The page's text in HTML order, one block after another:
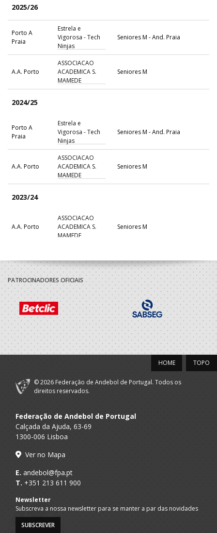
2025/26
Porto A
Praia
Estrela e
Vigorosa - Tech
Ninjas
Seniores M - And. Praia
A.A. Porto
ASSOCIACAO
ACADEMICA S.
MAMEDE
Seniores M
2024/25
Porto A
Praia
Estrela e
Vigorosa - Tech
Ninjas
Seniores M - And. Praia
A.A. Porto
ASSOCIACAO
ACADEMICA S.
MAMEDE
Seniores M
2023/24
A.A. Porto
ASSOCIACAO
ACADEMICA S.
MAMEDE
Seniores M
A.A. Porto
Associacao
Desportiva
Academica Maia
- Universidade
Maia
Seniores M
A.A. Porto
ASSOCIACAO
ACADEMICA S.
MAMEDE
Seniores M
Associacao
- Universidade
Maia
A.A. Porto
Cultural Santana
2020/21
Desportiva
PATROCINADORES OFICIAIS
TOPO
HOME
© 2026 Federação de Andebol de Portugal. Todos os
direitos reservados.
Federação de Andebol de Portugal
Calçada da Ajuda, 63-69
1300-006 Lisboa
Ver no Mapa
E. andebol@fpa.pt
T. +351 213 611 900
Newsletter
Subscreva a nossa newsletter para se manter a par das novidades
SUBSCREVER